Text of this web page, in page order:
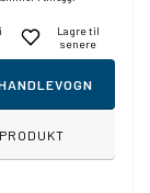
Lagre til
senere